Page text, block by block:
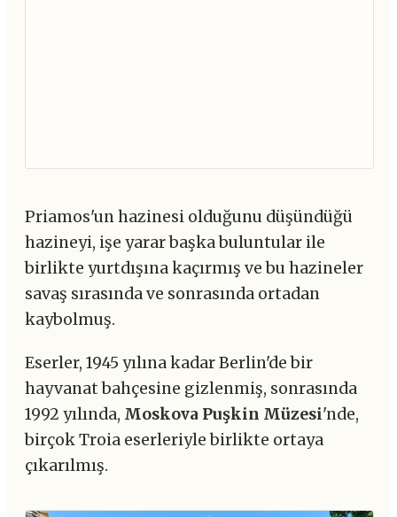
Priamos'un hazinesi olduğunu düşündüğü
hazineyi, işe yarar başka buluntular ile
birlikte yurtdışına kaçırmış ve bu hazineler
savaş sırasında ve sonrasında ortadan
kaybolmuş.
Eserler, 1945 yılına kadar Berlin'de bir
hayvanat bahçesine gizlenmiş, sonrasında
1992 yılında, Moskova Puşkin Müzesi'nde,
birçok Troia eserleriyle birlikte ortaya
çıkarılmış.